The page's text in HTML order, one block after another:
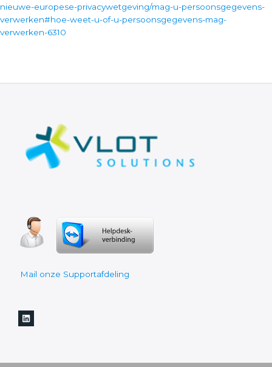
nieuwe-europese-privacywetgeving/mag-u-persoonsgegevens-
verwerken#hoe-weet-u-of-u-persoonsgegevens-mag-
verwerken-6310
Mail onze Supportafdeling